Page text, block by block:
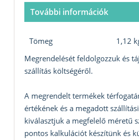
További információk
Tömeg
1,12
Megrendelését feldolgozzuk és
szállítás költségéről.
A megrendelt termékek
értékének és a megadott
kiválasztjuk a megfelelő méretű
pontos kalkulációt készítünk és